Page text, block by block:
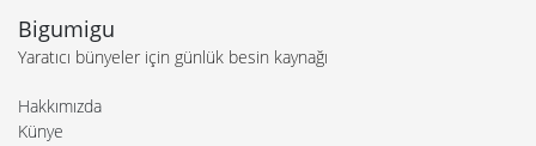
Bigumigu
Yaratıcı bünyeler için günlük besin kaynağı
Hakkımızda
Künye